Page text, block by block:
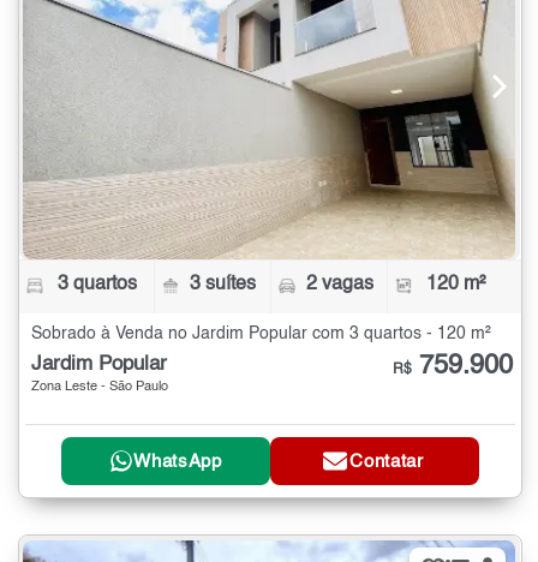
3 quartos 3 suítes 2 vagas 120 m²
Sobrado à Venda no Jardim Popular com 3 quartos - 120 m²
Jardim Popular
Zona Leste - São Paulo
R$ 759.900
WhatsApp Contatar